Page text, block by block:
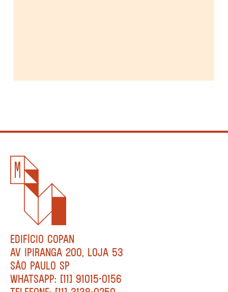
EDIFÍCIO COPAN
AV IPIRANGA 200, LOJA 53
SÃO PAULO SP
WHATSAPP: [11] 91015-0156